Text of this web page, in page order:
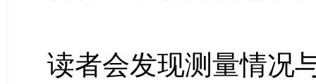
读者会发现测量情况